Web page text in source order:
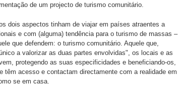
de um projecto de turismo comunitário.
dois aspectos tinham de viajar em países atraentes a
e com (alguma) tendência para o turismo de massas –
que defendem: o turismo comunitário. Aquele que,
a valorizar as duas partes envolvidas", os locais e as
protegendo as suas especificidades e beneficiando-os,
têm acesso e contactam directamente com a realidade em
se em casa.